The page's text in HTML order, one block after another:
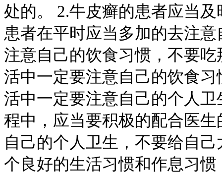
处的。 2.牛皮癣的患者应当
患者在平时应当多加的去注
注意自己的饮食习惯，不要
活中一定要注意自己的饮食
活中一定要注意自己的个人
程中，应当要积极的配合医
自己的个人卫生，不要给自
个良好的生活习惯和作息习